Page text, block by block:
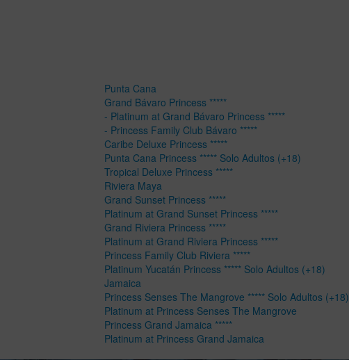
Punta Cana
Grand Bávaro Princess *****
- Platinum at Grand Bávaro Princess *****
- Princess Family Club Bávaro *****
Caribe Deluxe Princess *****
Punta Cana Princess ***** Solo Adultos (+18)
Tropical Deluxe Princess *****
Riviera Maya
Grand Sunset Princess *****
Platinum at Grand Sunset Princess *****
Grand Riviera Princess *****
Platinum at Grand Riviera Princess *****
Princess Family Club Riviera *****
Platinum Yucatán Princess ***** Solo Adultos (+18)
Jamaica
Princess Senses The Mangrove ***** Solo Adultos (+18)
Platinum at Princess Senses The Mangrove
Princess Grand Jamaica *****
Platinum at Princess Grand Jamaica